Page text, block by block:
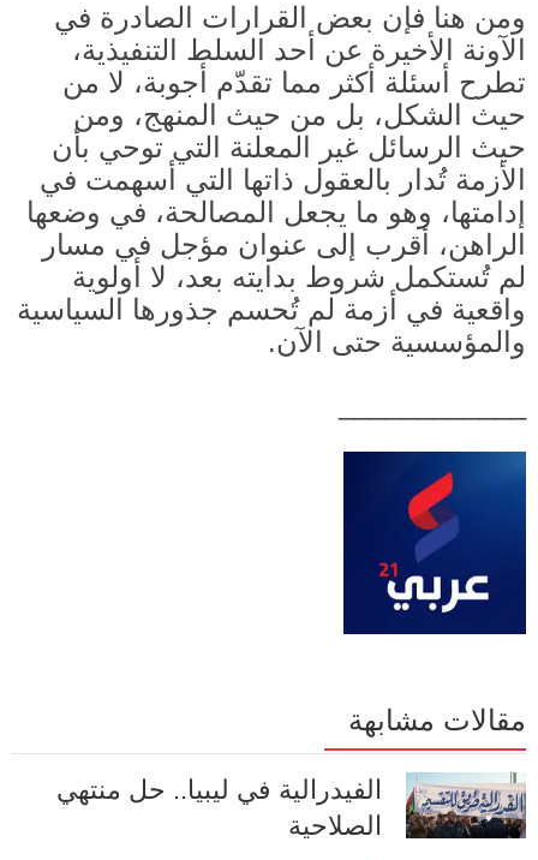
ومن هنا فإن بعض القرارات الصادرة في
الآونة الأخيرة عن أحد السلط التنفيذية،
تطرح أسئلة أكثر مما تقدّم أجوبة، لا من
حيث الشكل، بل من حيث المنهج، ومن
حيث الرسائل غير المعلنة التي توحي بأن
الأزمة تُدار بالعقول ذاتها التي أسهمت في
إدامتها، وهو ما يجعل المصالحة، في وضعها
الراهن، أقرب إلى عنوان مؤجل في مسار
لم تُستكمل شروط بدايته بعد، لا أولوية
واقعية في أزمة لم تُحسم جذورها السياسية
والمؤسسية حتى الآن.
مقالات مشابهة
الفيدرالية في ليبيا.. حل منتهي
الصلاحية